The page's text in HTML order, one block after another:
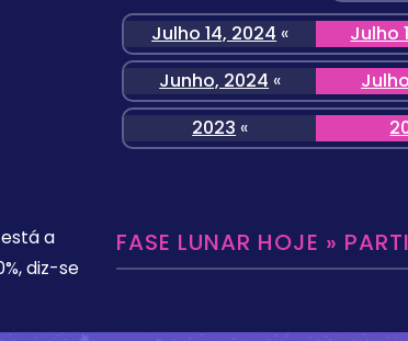
Julho 14, 2024 « Julho
Junho, 2024 «
2023 «
a
diz-se
FASE LUNAR HOJE »